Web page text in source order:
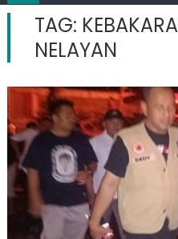
TAG:
NELAYAN